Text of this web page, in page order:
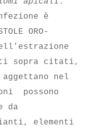
è
ORO-
sopra citati,
nel
possono
da
elementi